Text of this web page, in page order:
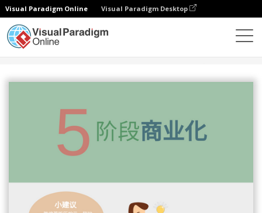
Visual Paradigm Online Visual Paradigm Desktop